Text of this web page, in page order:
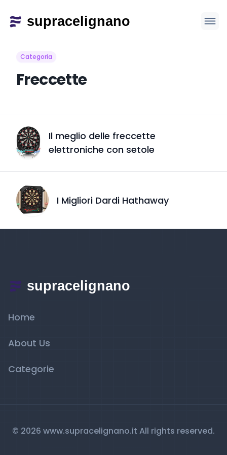
Categoria
Freccette
Il meglio delle freccette
elettroniche con setole
I Migliori Dardi Hathaway
Home
About Us
Categorie
© 2026 www.supracelignano.it All rights reserved.